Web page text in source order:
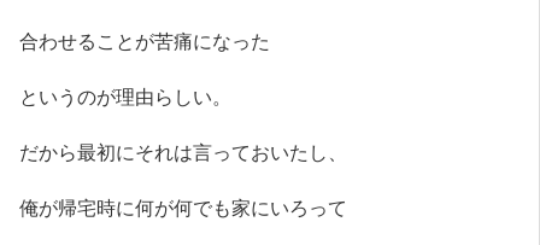
合わせることが苦痛になった
というのが理由らしい。
だから最初にそれは言っておいたし、
俺が帰宅時に何が何でも家にいろって